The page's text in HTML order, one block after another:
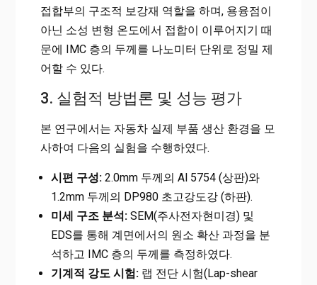
접합부의 구조적 보강재 역할을 하며, 용융점이
아닌 소성 변형 온도에서 접합이 이루어지기 때
문에 IMC 층의 두께를 나노미터 단위로 정밀 제
어할 수 있다.
3. 실험적 방법론 및 성능 평가
본 연구에서는 자동차 실제 부품 생산 환경을 모
사하여 다음의 실험을 수행하였다.
시편 구성:2.0mm 두께의 Al 5754 (상판)와
1.2mm 두께의 DP980 초고강도강 (하판).
미세 구조 분석:SEM(주사전자현미경) 및
EDS를 통해 계면에서의 원소 확산 과정을 분
석하고 IMC 층의 두께를 측정하였다.
기계적 강도 시험:랩 전단 시험(Lap-shear